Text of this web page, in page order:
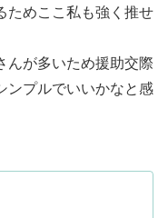
ためここ私も強く推せ
んが多いため援助交際
ンプルでいいかなと感